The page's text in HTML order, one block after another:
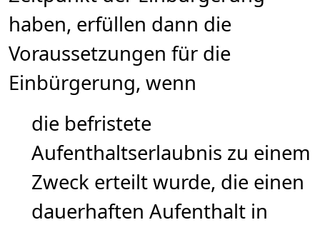
haben, erfüllen dann die
Voraussetzungen für die
Einbürgerung, wenn
die befristete
Aufenthaltserlaubnis zu einem
Zweck erteilt wurde, die einen
dauerhaften Aufenthalt in